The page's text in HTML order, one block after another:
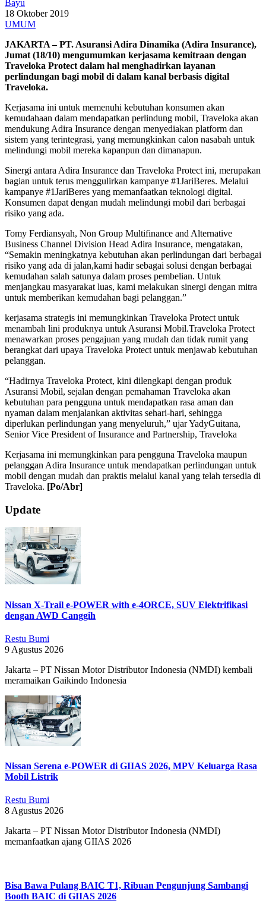
Bayu
18 Oktober 2019
UMUM
JAKARTA – PT. Asuransi Adira Dinamika (Adira Insurance),
Jumat (18/10) mengumumkan kerjasama kemitraan dengan
Traveloka Protect dalam hal menghadirkan layanan
perlindungan bagi mobil di dalam kanal berbasis digital
Traveloka.
Kerjasama ini untuk memenuhi kebutuhan konsumen akan
kemudahaan dalam mendapatkan perlindung mobil, Traveloka akan
mendukung Adira Insurance dengan menyediakan platform dan
sistem yang terintegrasi, yang memungkinkan calon nasabah untuk
melindungi mobil mereka kapanpun dan dimanapun.
Sinergi antara Adira Insurance dan Traveloka Protect ini, merupakan
bagian untuk terus menggulirkan kampanye #1JariBeres. Melalui
kampanye #1JariBeres yang memanfaatkan teknologi digital.
Konsumen dapat dengan mudah melindungi mobil dari berbagai
risiko yang ada.
Tomy Ferdiansyah, Non Group Multifinance and Alternative
Business Channel Division Head Adira Insurance, mengatakan,
“Semakin meningkatnya kebutuhan akan perlindungan dari berbagai
risiko yang ada di jalan,kami hadir sebagai solusi dengan berbagai
kemudahan salah satunya dalam proses pembelian. Untuk
menjangkau masyarakat luas, kami melakukan sinergi dengan mitra
untuk memberikan kemudahan bagi pelanggan.”
kerjasama strategis ini memungkinkan Traveloka Protect untuk
menambah lini produknya untuk Asuransi Mobil.Traveloka Protect
menawarkan proses pengajuan yang mudah dan tidak rumit yang
berangkat dari upaya Traveloka Protect untuk menjawab kebutuhan
pelanggan.
“Hadirnya Traveloka Protect, kini dilengkapi dengan produk
Asuransi Mobil, sejalan dengan pemahaman Traveloka akan
kebutuhan para pengguna untuk mendapatkan rasa aman dan
nyaman dalam menjalankan aktivitas sehari-hari, sehingga
diperlukan perlindungan yang menyeluruh,” ujar YadyGuitana,
Senior Vice President of Insurance and Partnership, Traveloka
Kerjasama ini memungkinkan para pengguna Traveloka maupun
pelanggan Adira Insurance untuk mendapatkan perlindungan untuk
mobil dengan mudah dan praktis melalui kanal yang telah tersedia di
Traveloka. [Po/Abr]
2019-
10-
18
Update
Nissan X-Trail e-POWER with e-4ORCE, SUV Elektrifikasi
dengan AWD Canggih
Restu Bumi
9 Agustus 2026
Jakarta – PT Nissan Motor Distributor Indonesia (NMDI) kembali
meramaikan Gaikindo Indonesia
Nissan Serena e-POWER di GIIAS 2026, MPV Keluarga Rasa
Mobil Listrik
Restu Bumi
8 Agustus 2026
Jakarta – PT Nissan Motor Distributor Indonesia (NMDI)
memanfaatkan ajang GIIAS 2026
Bisa Bawa Pulang BAIC T1, Ribuan Pengunjung Sambangi
Booth BAIC di GIIAS 2026